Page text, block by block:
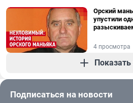
Орский
упустили
4 просмотра
Подписаться на новости